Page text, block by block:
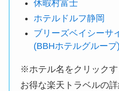
休暇村富士
ホテルドルフ静岡
ブリーズベイシーサ
(BBHホテルグループ)
※ホテル名をクリック
お得な楽天トラベルの